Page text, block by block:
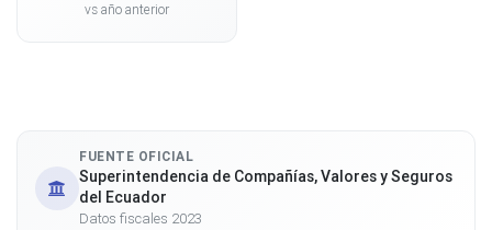
vs año anterior
FUENTE OFICIAL
Superintendencia de Compañías, Valores y Seguros
del Ecuador
Datos fiscales 2023